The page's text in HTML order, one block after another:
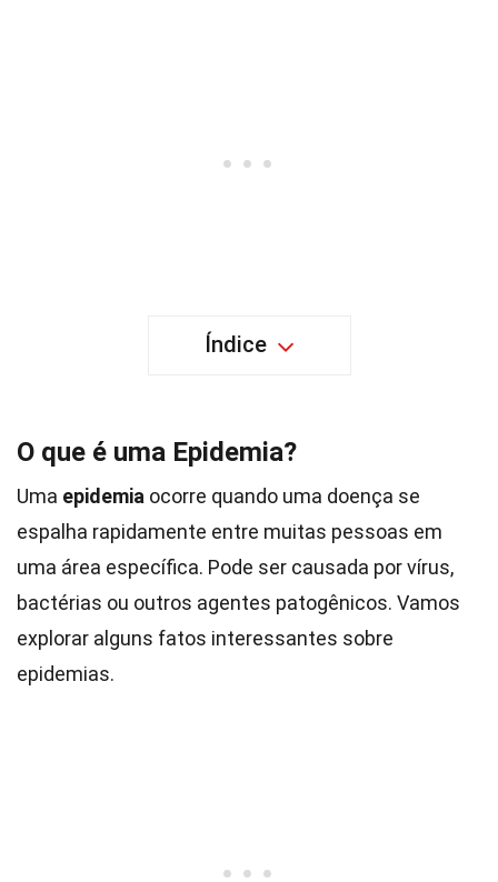
Índice
O que é uma Epidemia?
Uma epidemia ocorre quando uma doença se
espalha rapidamente entre muitas pessoas em
uma área específica. Pode ser causada por vírus,
bactérias ou outros agentes patogênicos. Vamos
explorar alguns fatos interessantes sobre
epidemias.